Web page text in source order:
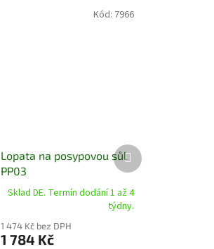
Lopata na posypovou sůl
PP03
Sklad DE. Termín dodání 1 až 4
týdny.
1 474 Kč bez DPH
1 784 Kč
Kód: 7966
Další
produkt